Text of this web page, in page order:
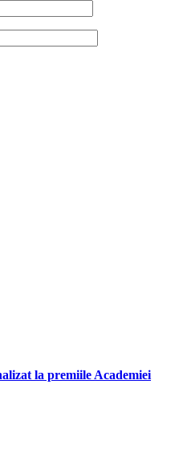
la premiile Academiei